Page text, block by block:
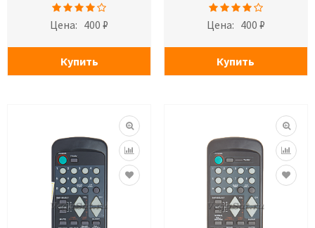
Цена: 400 ₽
Купить
Цена: 400 ₽
Купить